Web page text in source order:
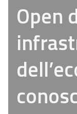
Open